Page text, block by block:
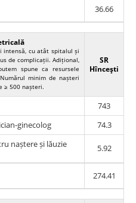
36.66
intensă, cu atât spitalul și
de complicații. Adițional,
spune ca resursele
minim de nașteri
≥ 500 nașteri.
SR
Hînceşti
743
ginecolog
74.3
naștere și lăuzie
5.92
274.41